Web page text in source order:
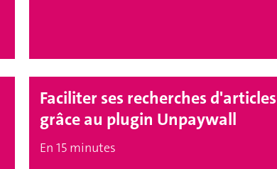
Faciliter ses recherches d'articles
grâce au plugin Unpaywall
En 15 minutes